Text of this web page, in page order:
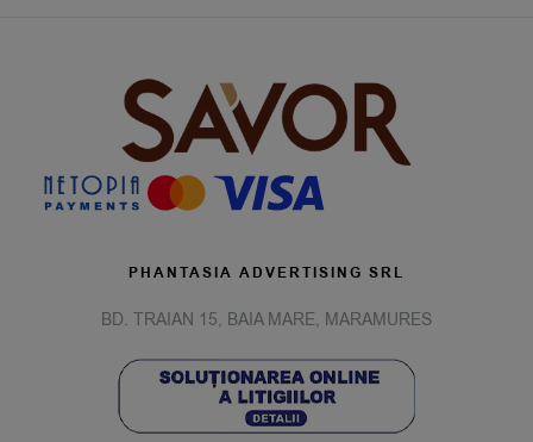
PHANTASIA ADVERTISING SRL
BD. TRAIAN 15, BAIA MARE, MARAMURES